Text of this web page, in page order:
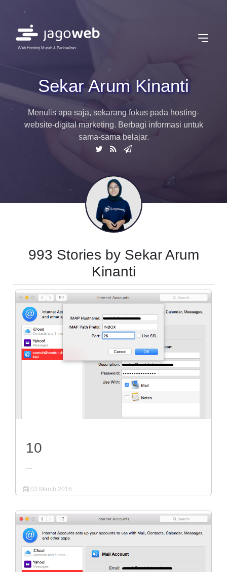
Web Hosting Murah & Berkualitas
Sekar Arum Kinanti
Menulis apa saja, sekarang fokus pada hosting-
website-digital marketing. Berbagi informasi untuk
sama-sama belajar.
993 Stories by Sekar Arum
Kinanti
10
...
03 March 2016